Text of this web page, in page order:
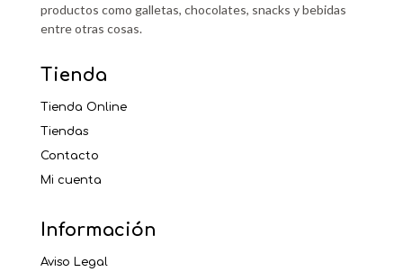
productos como galletas, chocolates, snacks y bebidas
entre otras cosas.
Tienda
Tienda Online
Tiendas
Contacto
Mi cuenta
Información
Aviso Legal